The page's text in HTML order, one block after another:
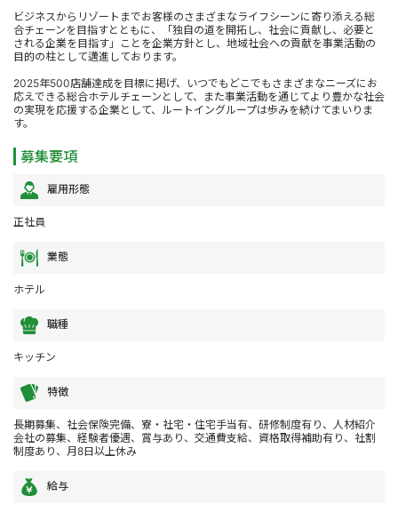
ビジネスからリゾートまでお客様のさまざまなライフシーンに寄り添える総
合チェーンを目指すとともに、「独自の道を開拓し、社会に貢献し、必要と
される企業を目指す」ことを企業方針とし、地域社会への貢献を事業活動の
目的の柱として邁進しております。
2025年500店舗達成を目標に掲げ、いつでもどこでもさまざまなニーズにお
応えできる総合ホテルチェーンとして、また事業活動を通じてより豊かな社会
の実現を応援する企業として、ルートイングループは歩みを続けてまいりま
す。
募集要項
雇用形態
正社員
業態
ホテル
職種
キッチン
特徴
長期募集、社会保険完備、寮・社宅・住宅手当有、研修制度有り、人材紹介
会社の募集、経験者優遇、賞与あり、交通費支給、資格取得補助有り、社割
制度あり、月8日以上休み
給与